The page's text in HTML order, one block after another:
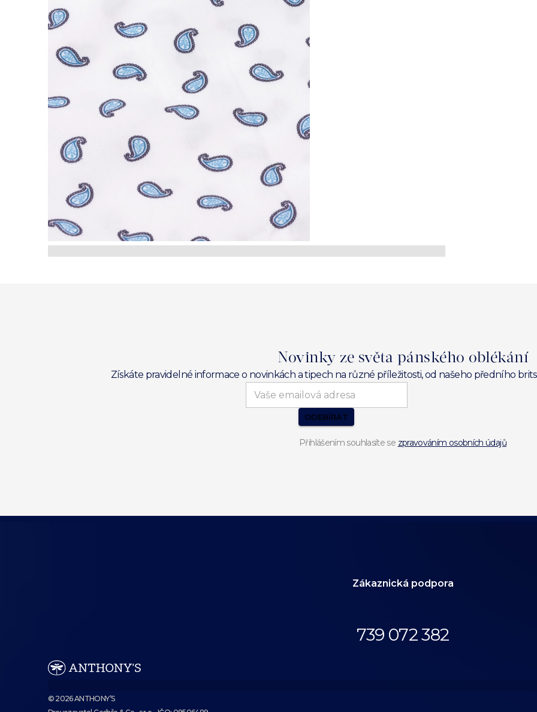
Novinky ze světa pánského oblékání
Získáte pravidelné informace o novinkách a tipech na různé příležitosti, od našeho předního
ODEBÍRAT
Přihlášením souhlasíte se zpravováním osobních údajů
Zákaznická podpora
739 072 382
© 2026 ANTHONY’S